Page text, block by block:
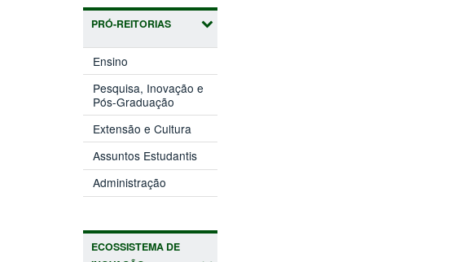
PRÓ-REITORIAS
Ensino
em
nova
janela)
Pesquisa, Inovação e
Pós-Graduação (abre
em
nova
janela)
Extensão e Cultura
em
nova
janela)
Assuntos Estudantis(abre
em
janela)
Administração
em
ECOSSISTEMA DE